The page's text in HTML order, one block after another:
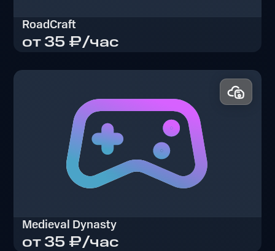
RoadCraft
от 35 ₽/час
Medieval Dynasty
от 35 ₽/час